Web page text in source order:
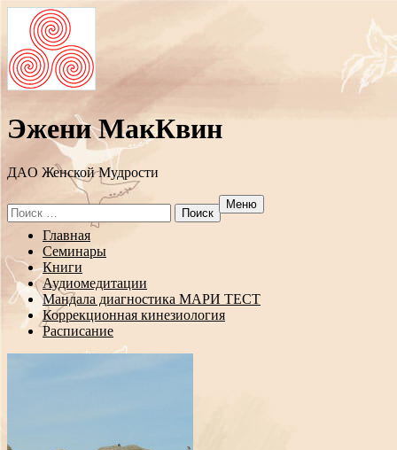
Эжени МакКвин
ДAO Женской Мудрости
Search
for:
Меню
Перейти
содержанию
Главная
Семинары
Книги
Аудиомедитации
Мандала диагностика МАРИ ТЕСТ
Коррекционная кинезиология
Расписание